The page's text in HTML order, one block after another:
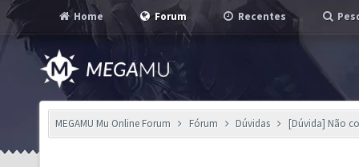
Home Forum Recentes
MEGAMU Mu Online Forum Fórum Dúvidas [Dúvida] Não